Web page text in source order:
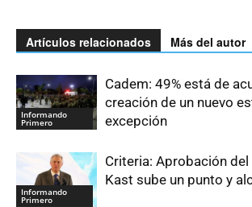
Artículos relacionados Más del autor
Informando
Primero
Cadem: 49% está de
creación de un nuevo
excepción
Informando
Primero
Criteria: Aprobación
Kast sube un punto y